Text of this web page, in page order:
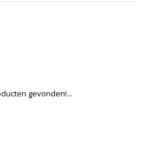
gevonden!...